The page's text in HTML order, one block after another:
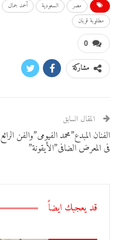
مصر السعودية أحمد جمال
مطلوبة قربان
0
مشاركة
المقال السابق
الفنان المبدع”محمد الفيومى”والفن الرائع
فى المعرض الضافى”الأيقونة”
قد يعجبك ايضاً